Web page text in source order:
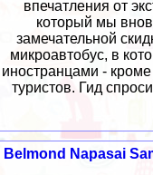
впечатления от
который мы
замечательной
микроавтобус, в
иностранцами -
туристов. Гид
Belmond Napasai